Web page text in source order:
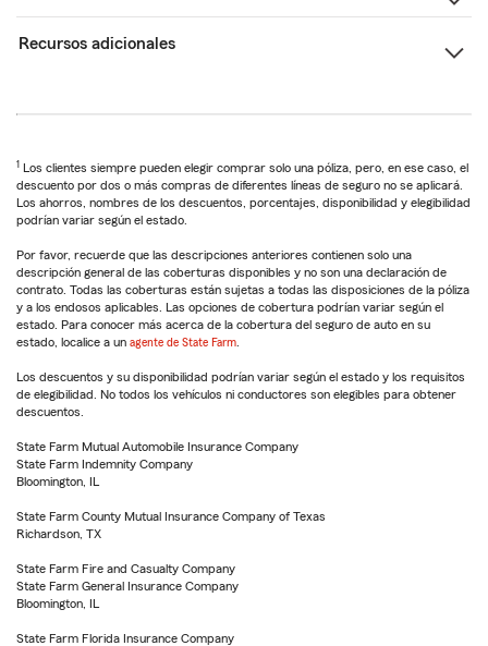
Recursos adicionales
1 Los clientes siempre pueden elegir comprar solo una póliza, pero, en ese caso, el
descuento por dos o más compras de diferentes líneas de seguro no se aplicará.
Los ahorros, nombres de los descuentos, porcentajes, disponibilidad y elegibilidad
podrían variar según el estado.
Por favor, recuerde que las descripciones anteriores contienen solo una
descripción general de las coberturas disponibles y no son una declaración de
contrato. Todas las coberturas están sujetas a todas las disposiciones de la póliza
y a los endosos aplicables. Las opciones de cobertura podrían variar según el
estado. Para conocer más acerca de la cobertura del seguro de auto en su
estado, localice a un agente de State Farm
Los descuentos y su disponibilidad podrían variar según el estado y los requisitos
de elegibilidad. No todos los vehículos ni conductores son elegibles para obtener
descuentos.
State Farm Mutual Automobile Insurance Company
State Farm Indemnity Company
Bloomington, IL
State Farm County Mutual Insurance Company of Texas
Richardson, TX
State Farm Fire and Casualty Company
State Farm General Insurance Company
Bloomington, IL
State Farm Florida Insurance Company